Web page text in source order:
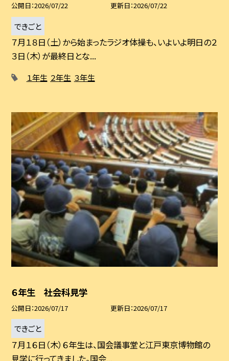
公開日 2026/07/22 更新日 2026/07/22
できごと
７月１８日（土）から始まったラジオ体操も、いよいよ明日の２
３日（木）が最終日とな...
１年生 ２年生 ３年生
６年生 社会科見学
公開日 2026/07/17 更新日 2026/07/17
できごと
７月１６日（木）６年生は、国会議事堂と江戸東京博物館の
見学に行ってきました。国会...